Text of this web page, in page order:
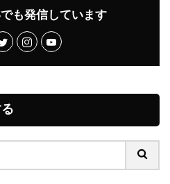
でも発信しています